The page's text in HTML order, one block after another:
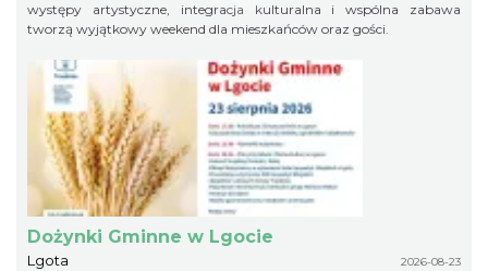
występy artystyczne, integracja kulturalna i wspólna zabawa
tworzą wyjątkowy weekend dla mieszkańców oraz gości.
Dożynki Gminne w Lgocie
Lgota 2026-08-23